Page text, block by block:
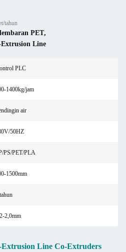
tahun
PET,
Line
PLC
1400kg/jam
air
50HZ
PS/PET/PLA
1500mm
2,0mm
Extrusion Line Co-Extruders